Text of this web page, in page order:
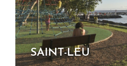
SAINT-LEU